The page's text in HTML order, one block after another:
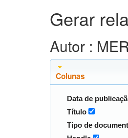
Gerar
Autor :
Colunas
Data de
Título
Tipo de